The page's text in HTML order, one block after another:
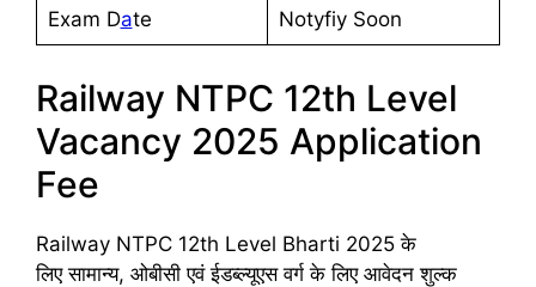
Exam Date Notyfiy Soon
Railway NTPC 12th Level
Vacancy 2025 Application
Fee
Railway NTPC 12th Level Bharti 2025 के
लिए सामान्य, ओबीसी एवं ईडब्ल्यूएस वर्ग के लिए आवेदन शुल्क